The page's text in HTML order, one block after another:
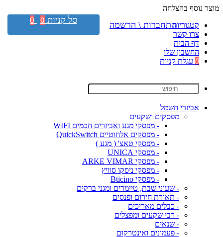
מוצר נוסף בהצלחה
קטגוריות
צרו קשר
דף הבית
החשבון שלי
0 עגלת קניות
אביזרי חשמל
מפסקים ושקעים
- מפסקי מגע ואביזרים חכמים WIFI
- מפסקים אלחוטיים QuickSwitch
- מפסקי טאצ' ( מגע )
- מפסקי UNICA
- מפסקי ARKE VIMAR
- מפסקי ניסקו סוויץ
- מפסקי Bticino
- שעוני שבת, טיימרים ומגני ברקים
- תאורת חירום ופנסים
- כבלים מאריכים
- רבי שקעים ומפצלים
- שנאים
- פעמונים ואינטרקום
התחברות \ הרשמה סל קניות 0
0